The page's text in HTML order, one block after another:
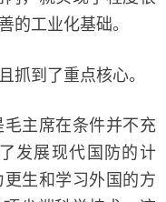
的工业化基础。
到了重点核心。
主席在条件并不充
发展现代国防的计
生和学习外国的方